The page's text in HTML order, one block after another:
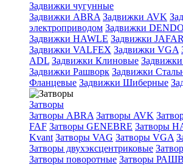
Задвижки чугунные
Задвижки ABRA Задвижки AVK
электроприводом Задвижки
Задвижки HAWLE Задвижки JAFAR
Задвижки VALFEX Задвижки VGA
ADL Задвижки Клиновые
Задвижки Рашворк Задвижки
Фланцевые Задвижки Шиберные
Затворы
Затворы ABRA Затворы AVK
FAF Затворы GENEBRE Затворы
Kvant Затворы VAG Затворы VGA
Затворы двухэксцентриковые
Затворы поворотные Затворы